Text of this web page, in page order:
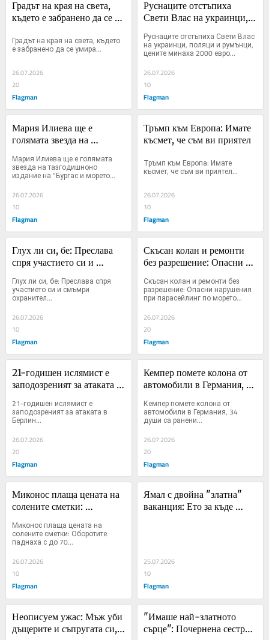
Градът на края на света,
където е забранено да се
Градът на края на света, където
е забранено да се умира...
26.07.2026
20
Flagman
Руснаците отстъпиха
Свети Влас на украинци,
минаха 2000 евро
Руснаците отстъпиха Свети Влас
на украинци, поляци и румънци,
цените минаха 2000 евро...
26.07.2026
10
Flagman
Мария Илиева ще е
голямата звезда на
"Бургас и морето"
Мария Илиева ще е голямата
звезда на тазгодишноно
издание на "Бургас и морето...
26.07.2026
10
Flagman
Тръмп към Европа: Имате
късмет, че съм ви приятел
Тръмп към Европа: Имате
късмет, че съм ви приятел...
26.07.2026
10
Flagman
Глух ли си, бе: Преслава
спря участието си и
Глух ли си, бе: Преслава спря
участието си и смъмри
охранител...
26.07.2026
10
Flagman
Скъсан колан и ремонти
без разрешение: Опасни
парасейлинг по морето
Скъсан колан и ремонти без
разрешение: Опасни нарушения
при парасейлинг по морето...
26.07.2026
20
Flagman
21-годишен ислямист е
заподозреният за атаката в
21-годишен ислямист е
заподозреният за атаката в
Берлин...
26.07.2026
20
Flagman
Кемпер помете колона от
автомобили в Германия,
Кемпер помете колона от
автомобили в Германия, 34
души са ранени...
26.07.2026
20
Flagman
Миконос плаща цената на
солените сметки:
70%
Миконос плаща цената на
солените сметки: Оборотите
паднаха с до 70...
26.07.2026
10
Flagman
Ямал с двойна "златна"
ваканция: Ето за къде
25.07.2026
10
Flagman
Неописуем ужас: Мъж уби
дъщерите и съпругата си,
"Имаше най-златното
сърце": Почернена сестра